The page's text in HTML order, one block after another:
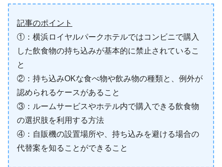
記事のポイント
①：横浜ロイヤルパークホテルではコンビニで購入
した飲食物の持ち込みが基本的に禁止されているこ
と
②：持ち込みOKな食べ物や飲み物の種類と、例外が
認められるケースがあること
③：ルームサービスやホテル内で購入できる飲食物
の選択肢を利用する方法
④：自販機の設置場所や、持ち込みを避ける場合の
代替案を知ることができること